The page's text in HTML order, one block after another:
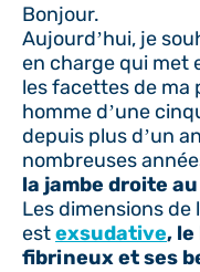
Bonjour.
Aujourd’hui, je
en charge qui met
les facettes de ma
homme d’une
depuis plus d’un
nombreuses
la jambe droite
Les dimensions
estexsudative, le
fibrineux et ses